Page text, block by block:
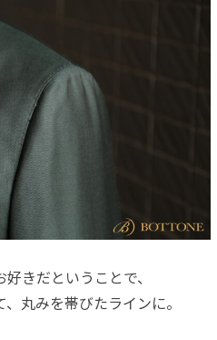
きだということで、
丸みを帯びたラインに。